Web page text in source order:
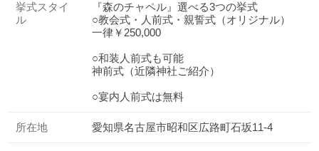
挙式スタイ
ル
『森のチャペル』選べる3つの挙式
○教会式・人前式・親誓式（オリジナル）
一律￥250,000
○和装人前式も可能
神前式（近隣神社ご紹介）
○宴内人前式は無料
所在地 愛知県名古屋市昭和区広路町石坂11-4